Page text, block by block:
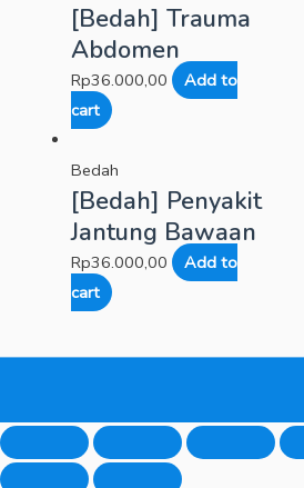
[Bedah] Trauma
Abdomen
Rp36.000,00
Add to
cart
Bedah
[Bedah] Penyakit
Jantung Bawaan
Rp36.000,00
Add to
cart